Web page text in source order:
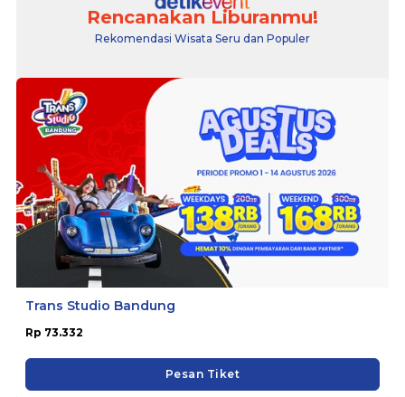
Rencanakan Liburanmu!
Rekomendasi Wisata Seru dan Populer
Trans Studio Bandung
Rp 73.332
Pesan Tiket